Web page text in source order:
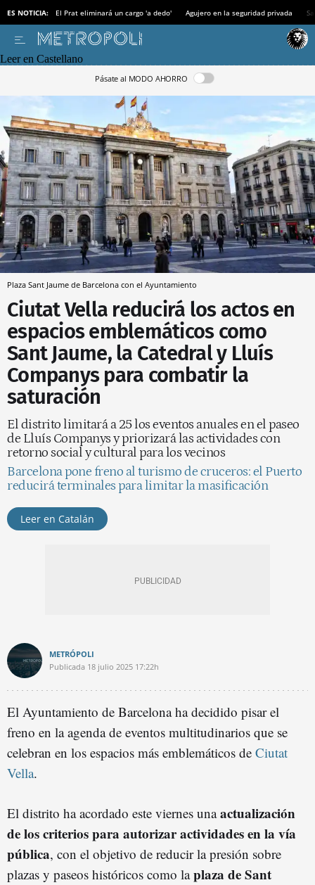
ES NOTICIA: El Prat eliminará un cargo 'a dedo' Agujero en la seguridad privada
Leer en Castellano
Pásate al MODO AHORRO
Plaza Sant Jaume de Barcelona con el Ayuntamiento
Ciutat Vella reducirá los actos en
espacios emblemáticos como
Sant Jaume, la Catedral y Lluís
Companys para combatir la
saturación
El distrito limitará a 25 los eventos anuales en el paseo
de Lluís Companys y priorizará las actividades con
retorno social y cultural para los vecinos
Barcelona pone freno al turismo de cruceros: el Puerto
reducirá terminales para limitar la masificación
Leer en Catalán
METRÓPOLI
Publicada 18 julio 2025 17:22h
El Ayuntamiento de Barcelona ha decidido pisar el
freno en la agenda de eventos multitudinarios que se
celebran en los espacios más emblemáticos de Ciutat
Vella.
El distrito ha acordado este viernes unaactualización
de los criterios para autorizar actividades en la vía
pública, con el objetivo de reducir la presión sobre
plazas y paseos históricos como laplaza de Sant